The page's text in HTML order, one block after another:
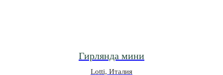
Гирлянда мини
Lotti, Италия